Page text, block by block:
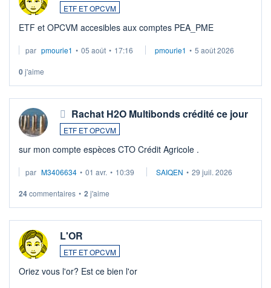
ETF ET OPCVM
ETF et OPCVM accesibles aux comptes PEA_PME
par pmourie1 • 05 août • 17:16 pmourie1 • 5 août 2026
0j'aime
Rachat H2O Multibonds crédité ce jour
ETF ET OPCVM
sur mon compte espèces CTO Crédit Agricole .
par M3406634 • 01 avr. • 10:39 SAIQEN • 29 juil. 2026
24commentaires • 2 j'aime
L'OR
ETF ET OPCVM
Oriez vous l'or? Est ce bien l'or